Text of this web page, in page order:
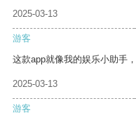
2025-03-13
游客
这款app就像我的娱乐小助手
2025-03-13
游客